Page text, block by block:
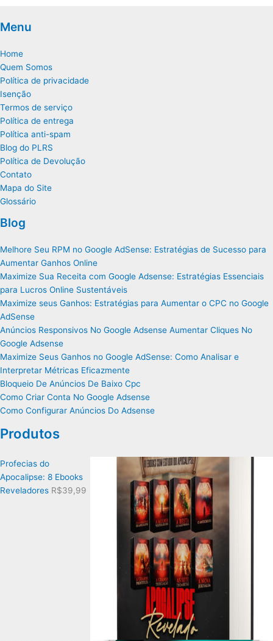
Menu
Home
Quem Somos
Política de privacidade
Isenção
Termos de serviço
Política de entrega
Política anti-spam
Blog do PLRS
Política de Devolução
Contato
Mapa do Site
Glossário
Blog
Melhore Seu RPM no Google AdSense: Estratégias de Sucesso para
Aumentar Ganhos Online
Maximize Sua Receita com Google Adsense: Estratégias Essenciais
para Lucros Online Sustentáveis
Maximize seus Ganhos: Estratégias para Aumentar o CPC no Google
AdSense
Anúncios Responsivos No Google Adsense Aumentar Cliques No
Google Adsense
Maximize Seus Ganhos no Google AdSense: Como Analisar e
Interpretar Métricas Eficazmente
Bloqueio De Anúncios De Baixo Cpc
Como Criar Conta No Google Adsense
Como Configurar Anúncios Do Adsense
Produtos
Profecias do
Apocalipse: 8 Ebooks
Reveladores R$39,99